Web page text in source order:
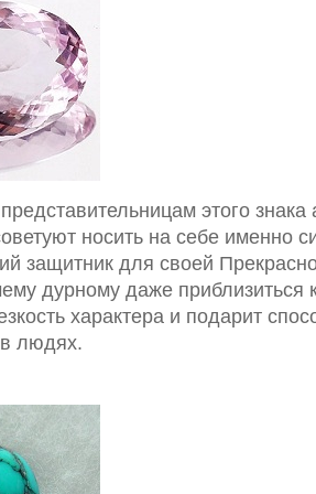
этого знака
носить на себе именно
защитник для своей
дурному даже приблизиться
характера и подарит
в людях.